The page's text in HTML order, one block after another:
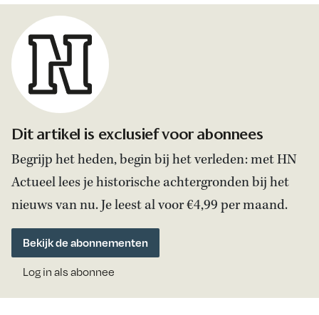
Dit artikel is exclusief voor abonnees
Begrijp het heden, begin bij het verleden: met HN
Actueel lees je historische achtergronden bij het
nieuws van nu. Je leest al voor €4,99 per maand.
Bekijk de abonnementen
Log in als abonnee